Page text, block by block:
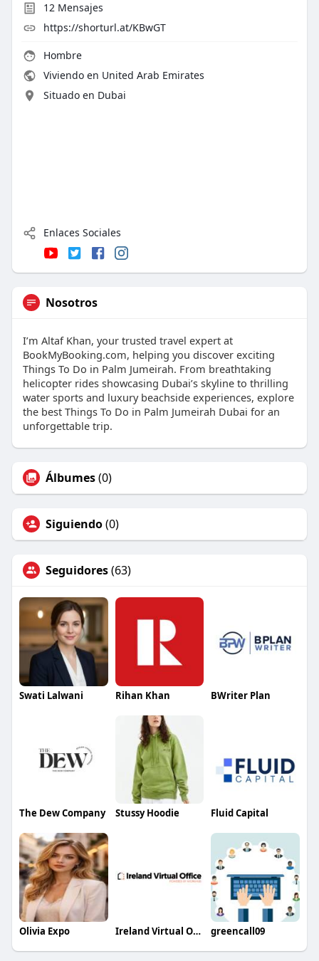
12Mensajes
https://shorturl.at/KBwGT
Hombre
Viviendo en United Arab Emirates
Situado en Dubai
Enlaces Sociales
Nosotros
I’m Altaf Khan, your trusted travel expert at
BookMyBooking.com, helping you discover exciting
Things To Do in Palm Jumeirah. From breathtaking
helicopter rides showcasing Dubai’s skyline to thrilling
water sports and luxury beachside experiences, explore
the best Things To Do in Palm Jumeirah Dubai for an
unforgettable trip.
Álbumes(0)
Siguiendo(0)
Seguidores(63)
Swati Lalwani Rihan Khan BWriter Plan
The Dew Company Stussy Hoodie Fluid Capital
Olivia Expo Ireland Virtual Office greencall09